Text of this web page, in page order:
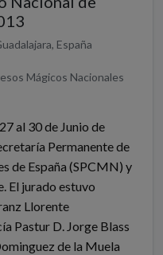
España
Mágicos Nacionales
al 30 de Junio de
Permanente de
de España (SPCMN) y
El jurado estuvo
Llorente
Pastur D. Jorge Blass
de la Muela